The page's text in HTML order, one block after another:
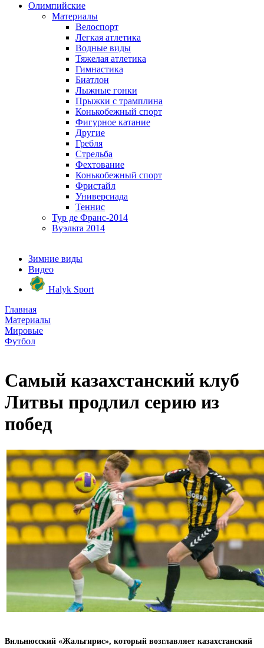
Олимпийские
Материалы
Велоспорт
Легкая атлетика
Водные виды
Тяжелая атлетика
Гимнастика
Биатлон
Лыжные гонки
Прыжки с трамплина
Конькобежный спорт
Фигурное катание
Другие
Гребля
Стрельба
Фехтование
Конькобежный спорт
Фристайл
Универсиада
Теннис
Тур де Франс-2014
Вуэльта 2014
Зимние виды
Видео
Halyk Sport
Главная
Материалы
Мировые
Футбол
Самый казахстанский клуб
Литвы продлил серию из
побед
Вильнюсский «Жальгирис», который возглавляет казахстанский